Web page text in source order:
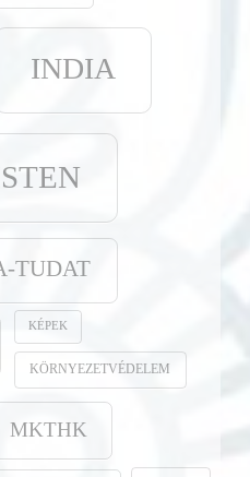
INDIA
TUDAT
KÉPEK
KÖRNYEZETVÉDELEM
MKTHK